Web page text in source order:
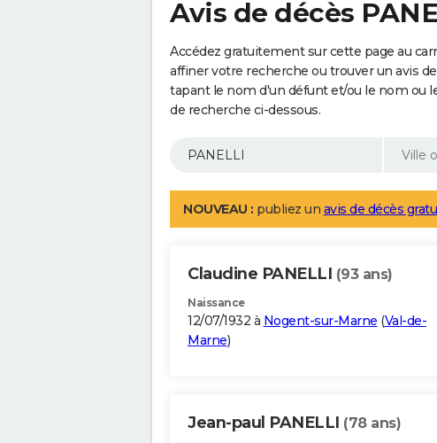
Avis de décès
Accédez gratuitement sur cette page au
affiner votre recherche ou trouver un avis
tapant le nom d'un défunt et/ou le nom ou
de recherche ci-dessous.
NOUVEAU : publiez un avis de décès
Claudine PANELLI (93 ans)
Naissance
12/07/1932 à Nogent-sur-Marne (Val-de-
Marne)
Jean-paul PANELLI (78 ans)